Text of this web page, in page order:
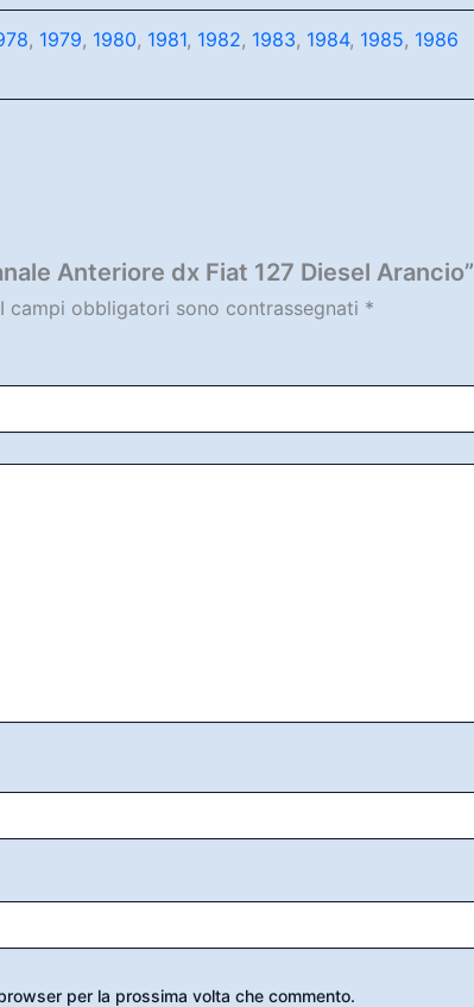
, 1979, 1980, 1981, 1982, 1983, 1984, 1985, 1986
Anteriore dx Fiat 127 Diesel Arancio”
I campi obbligatori sono contrassegnati *
per la prossima volta che commento.